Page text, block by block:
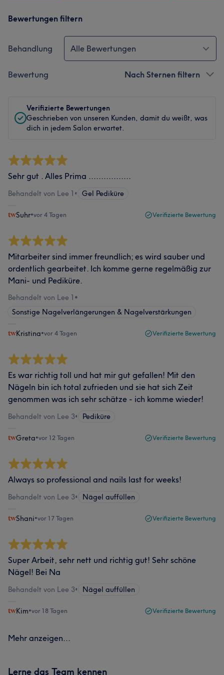
Bewertungen filtern
Behandlung Alle Bewertungen
Bewertung Nach Sternen filtern
Verifizierte Bewertungen
Geschrieben von unseren Kunden, damit du weißt, was
dich in jedem Salon erwartet.
Sehr gut . Alles Prima .................
Behandelt von Lee 1 • Gel Pediküre
Suhr•vor 4 Tagen Verifizierte Bewertung
Mitarbeiter sind immer freundlich; es wird sauber und
ordentlich gearbeitet. Ich komme gerne regelmäßig zur
Mani- und Pediküre.
Behandelt von Lee 1 •
Sonstige Nagelverlängerungen & Nagelverstärkungen
Kristina•vor 4 Tagen Verifizierte Bewertung
Es war richtig toll und hat mir gut gefallen! Mit den
Nägeln bin ich total zufrieden und sie hat sich Zeit
genommen was ich sehr schätze - ich komme wieder!
Behandelt von Lee 3• Pediküre
Greta•vor 12 Tagen Verifizierte Bewertung
Always so professional and nails last for weeks!
Behandelt von Lee 3• Nägel auffüllen
Shani•vor 17 Tagen Verifizierte Bewertung
Super Arbeit, sehr nett und richtig gut! Sehr schöne
Nägel! Bei Na
Behandelt von Lee 3• Nägel auffüllen
Kim•vor 18 Tagen Verifizierte Bewertung
Mehr anzeigen...
Lerne das Team kennen